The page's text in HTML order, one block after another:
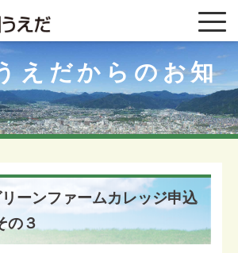
えだからのお知
ーンファームカレッジ申込
の３